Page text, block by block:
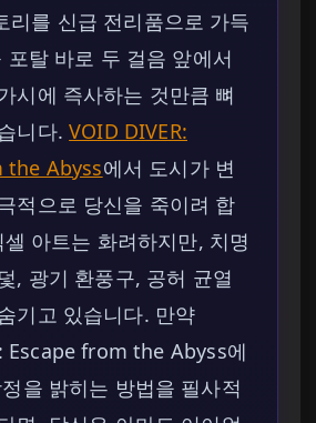
리를 신급 전리품으로 가득
포탈 바로 두 걸음 앞에서
시에 즉사하는 것만큼 뼈
니다.VOID DIVER:
the Abyss에서 도시가 변
적으로 당신을 죽이려 합
아트는 화려하지만, 치명
, 광기 환풍구, 공허 균열
기고 있습니다. 만약
Escape from the Abyss에
을 밝히는 방법을 필사적